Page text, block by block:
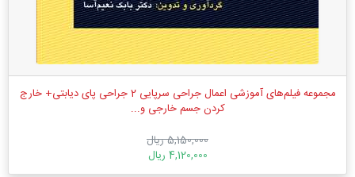
مجموعه فیلم‌های آموزشی اعمال جراحی سرپایی 2 جراحی پای دیابتی+ خارج
کردن جسم خارجی و...
5,150,000 ریال
4,120,000 ریال